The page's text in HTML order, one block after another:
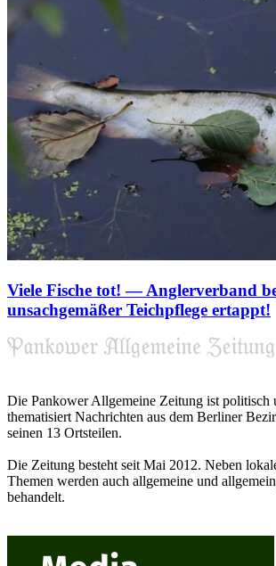
Viele Fische tot! — Anglerverband
unsachgemäßer Teichpflege ertappt!
Die Pankower Allgemeine Zeitung ist politisch
thematisiert Nachrichten aus dem Berliner
seinen 13 Ortsteilen.
Die Zeitung besteht seit Mai 2012. Neben
Themen werden auch allgemeine und
behandelt.